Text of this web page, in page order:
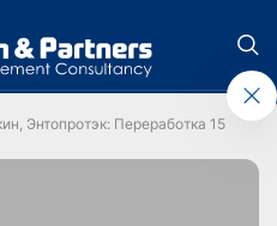
Энтопротэк: Переработка 15